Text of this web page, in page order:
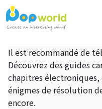
Il est recommandé de
Découvrez des guides
chapitres électroniques,
énigmes de résolution
encore.